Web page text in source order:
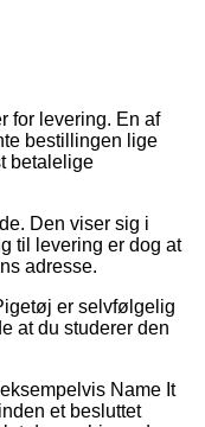
for levering. En af
bestillingen lige
betalelige
Den viser sig i
til levering er dog at
adresse.
er selvfølgelig
at du studerer den
Name It
et besluttet